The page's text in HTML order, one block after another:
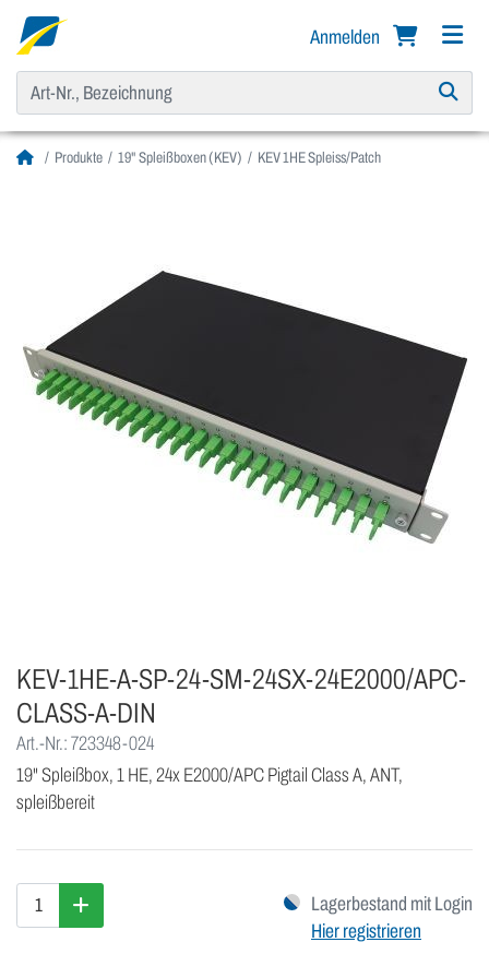
Anmelden
Produkte 19" Spleißboxen (KEV) KEV 1HE Spleiss/Patch
KEV-1HE-A-SP-24-SM-24SX-24E2000/APC-
CLASS-A-DIN
Art.-Nr.: 723348-024
19" Spleißbox, 1 HE, 24x E2000/APC Pigtail Class A, ANT,
spleißbereit
Lagerbestand mit Login
Hier registrieren